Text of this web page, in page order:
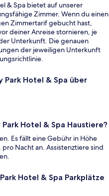
& Spa bietet auf unserer
Zimmer. Wenn du einen
Zimmertarif gebucht hast,
deiner Anreise stornieren, je
Unterkunft. Die genauen
der jeweiligen Unterkunft
Park Hotel & Spa über
Hotel & Spa Haustiere?
Es fällt eine Gebühr in Höhe
Nacht an. Assistenztiere sind
Hotel & Spa Parkplätze